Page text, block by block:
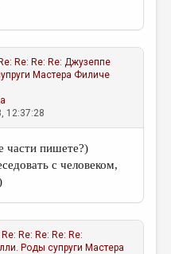
Re: Re: Re: Джузеппе
Мастера Филиче
12:37:28
части пишете?)
с человеком,
Re: Re: Re: Re:
Роды супруги Мастера